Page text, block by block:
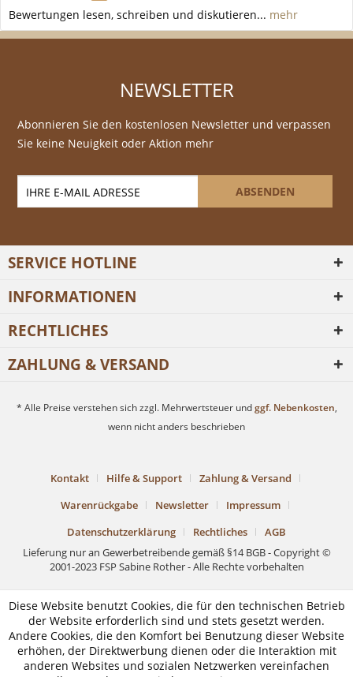
Bewertungen lesen, schreiben und diskutieren... mehr
NEWSLETTER
Abonnieren Sie den kostenlosen Newsletter und verpassen
Sie keine Neuigkeit oder Aktion mehr
ABSENDEN
SERVICE HOTLINE
INFORMATIONEN
RECHTLICHES
ZAHLUNG & VERSAND
* Alle Preise verstehen sich zzgl. Mehrwertsteuer undggf. Nebenkosten,
wenn nicht anders beschrieben
Kontakt Hilfe & Support
Zahlung & Versand
Warenrückgabe
Newsletter
Impressum
Datenschutzerklärung
Rechtliches
AGB
Lieferung nur an Gewerbetreibende gemäß §14 BGB - Copyright ©
2001-2023 FSP Sabine Rother - Alle Rechte vorbehalten
Diese Website benutzt Cookies, die für den technischen Betrieb
der Website erforderlich sind und stets gesetzt werden.
Andere Cookies, die den Komfort bei Benutzung dieser Website
erhöhen, der Direktwerbung dienen oder die Interaktion mit
anderen Websites und sozialen Netzwerken vereinfachen